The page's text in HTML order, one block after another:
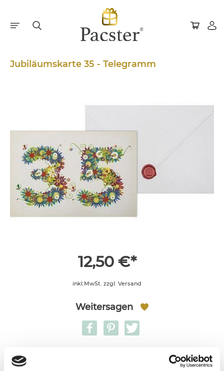
Jubiläumskarte 35 - Telegramm
12,50 €*
inkl.MwSt. zzgl. Versand
Weitersagen
Bitte verwenden Sie für Sonderzeichen und